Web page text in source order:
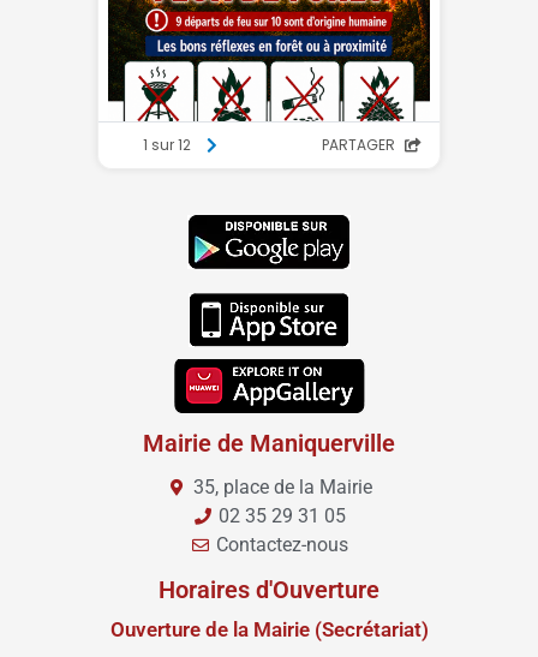
Mairie de Maniquerville
35, place de la Mairie
02 35 29 31 05
Contactez-nous
Horaires d'Ouverture
Ouverture de la Mairie (Secrétariat)